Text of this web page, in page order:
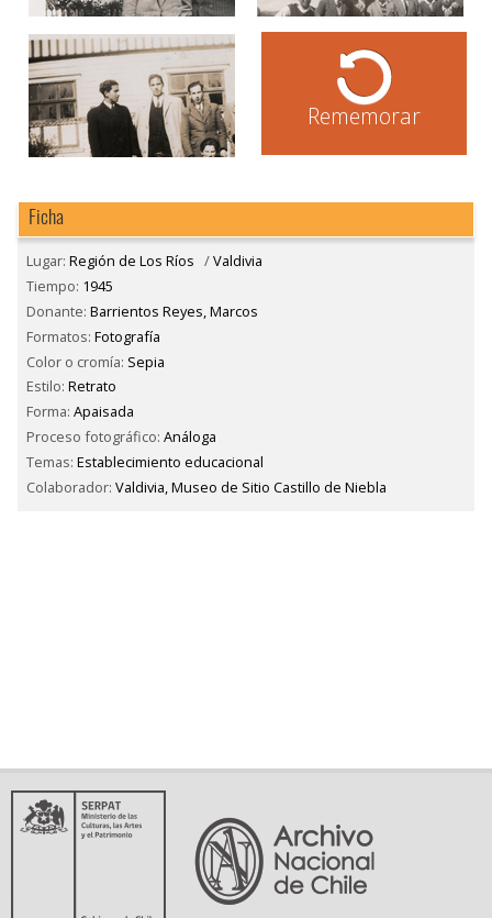
Rememorar
Ficha
Lugar: Región de Los Ríos /Valdivia
Tiempo: 1945
Donante: Barrientos Reyes, Marcos
Formatos: Fotografía
Color o cromía: Sepia
Estilo: Retrato
Forma: Apaisada
Proceso fotográfico: Análoga
Temas: Establecimiento educacional
Colaborador: Valdivia, Museo de Sitio Castillo de Niebla